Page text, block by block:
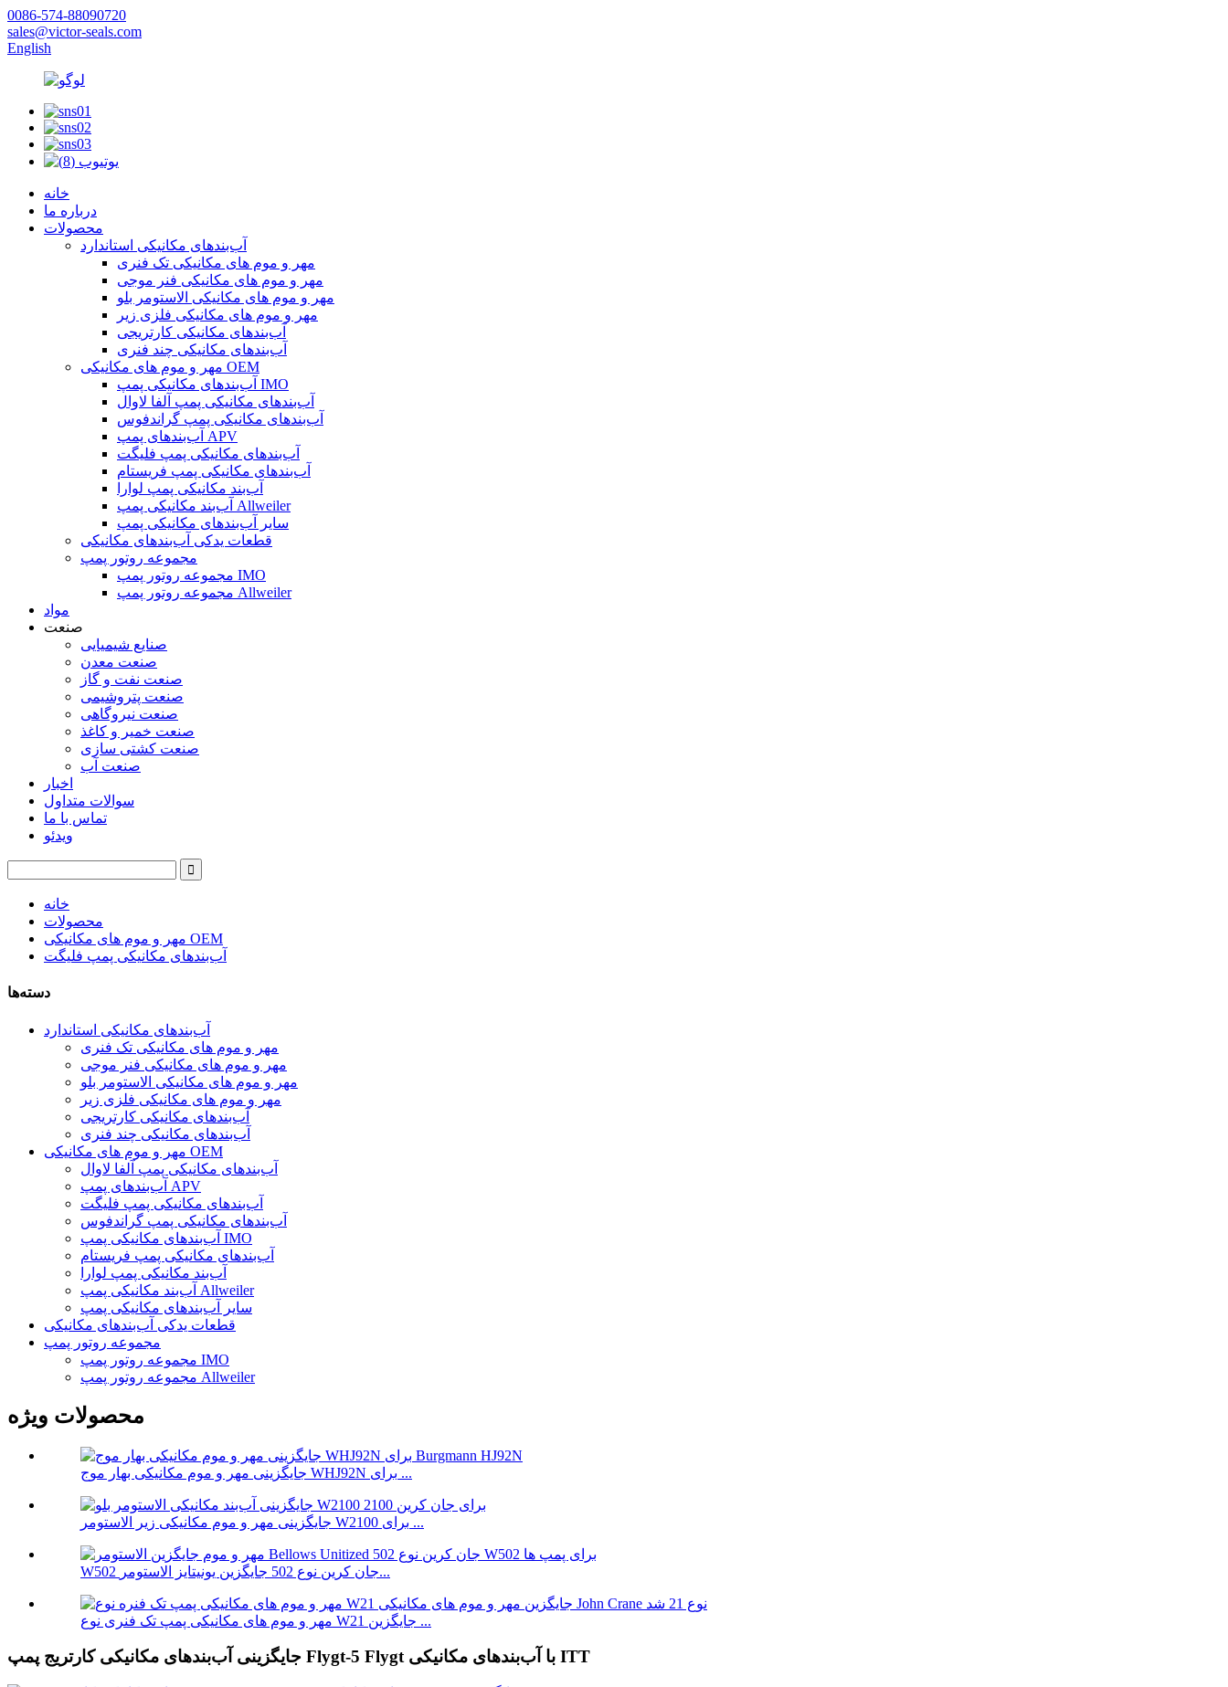
0086-574-88090720
sales@victor-seals.com
English
خانه
درباره ما
محصولات
آب‌بندهای مکانیکی استاندارد
مهر و موم های مکانیکی تک فنری
مهر و موم های مکانیکی فنر موجی
مهر و موم های مکانیکی الاستومر بلو
مهر و موم های مکانیکی فلزی زیر
آب‌بندهای مکانیکی کارتریجی
آب‌بندهای مکانیکی چند فنری
مهر و موم های مکانیکی OEM
آب‌بندهای مکانیکی پمپ IMO
آب‌بندهای مکانیکی پمپ آلفا لاوال
آب‌بندهای مکانیکی پمپ گراندفوس
آب‌بندهای پمپ APV
آب‌بندهای مکانیکی پمپ فلیگت
آب‌بندهای مکانیکی پمپ فریستام
آب‌بند مکانیکی پمپ لوارا
آب‌بند مکانیکی پمپ Allweiler
سایر آب‌بندهای مکانیکی پمپ
قطعات یدکی آب‌بندهای مکانیکی
مجموعه روتور پمپ
مجموعه روتور پمپ IMO
مجموعه روتور پمپ Allweiler
مواد
صنعت
صنایع شیمیایی
صنعت معدن
صنعت نفت و گاز
صنعت پتروشیمی
صنعت نیروگاهی
صنعت خمیر و کاغذ
صنعت کشتی سازی
صنعت آب
اخبار
سوالات متداول
تماس با ما
ویدئو
خانه
محصولات
مهر و موم های مکانیکی OEM
آب‌بندهای مکانیکی پمپ فلیگت
دسته‌ها
آب‌بندهای مکانیکی استاندارد
مهر و موم های مکانیکی تک فنری
مهر و موم های مکانیکی فنر موجی
مهر و موم های مکانیکی الاستومر بلو
مهر و موم های مکانیکی فلزی زیر
آب‌بندهای مکانیکی کارتریجی
آب‌بندهای مکانیکی چند فنری
مهر و موم های مکانیکی OEM
آب‌بندهای مکانیکی پمپ آلفا لاوال
آب‌بندهای پمپ APV
آب‌بندهای مکانیکی پمپ فلیگت
آب‌بندهای مکانیکی پمپ گراندفوس
آب‌بندهای مکانیکی پمپ IMO
آب‌بندهای مکانیکی پمپ فریستام
آب‌بند مکانیکی پمپ لوارا
آب‌بند مکانیکی پمپ Allweiler
سایر آب‌بندهای مکانیکی پمپ
قطعات یدکی آب‌بندهای مکانیکی
مجموعه روتور پمپ
مجموعه روتور پمپ IMO
مجموعه روتور پمپ Allweiler
محصولات ویژه
جایگزینی مهر و موم مکانیکی بهار موج WHJ92N برای ...
جایگزینی مهر و موم مکانیکی زیر الاستومر W2100 برای ...
W502 جان کرین نوع 502 جایگزین یونیتایز الاستومر...
مهر و موم های مکانیکی پمپ تک فنری نوع W21 جایگزین ...
جایگزینی آب‌بندهای مکانیکی کارتریج پمپ Flygt-5 Flygt با آب‌بندهای مکانیکی ITT